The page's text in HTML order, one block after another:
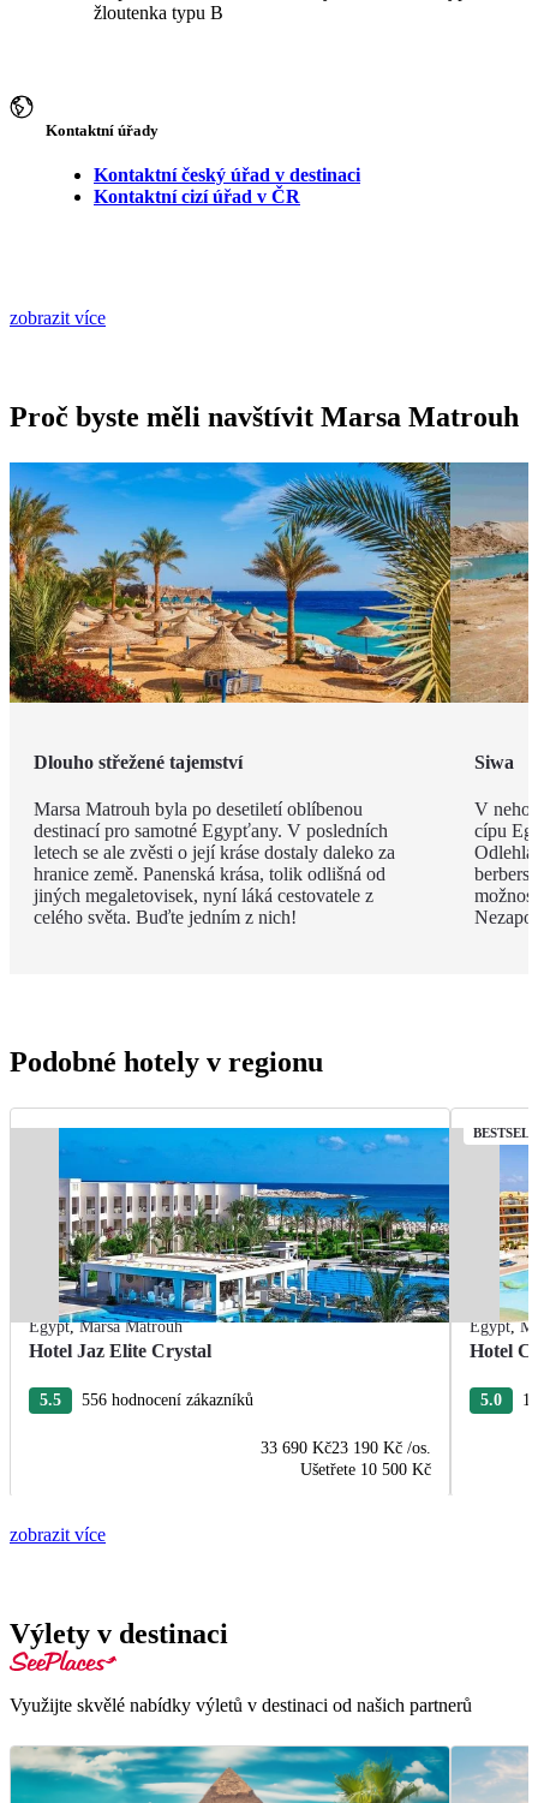
žloutenka typu B
Kontaktní úřady
Kontaktní český úřad v destinaci
Kontaktní cizí úřad v ČR
zobrazit více
Proč byste měli navštívit Marsa Matrouh
Dlouho střežené tajemství
Marsa Matrouh byla po desetiletí oblíbenou
destinací pro samotné Egypťany. V posledních
letech se ale zvěsti o její kráse dostaly daleko za
hranice země. Panenská krása, tolik odlišná od
jiných megaletovisek, nyní láká cestovatele z
celého světa. Buďte jedním z nich!
Siwa
V
cípu
Odlehlá
Podobné hotely v regionu
Egypt,Marsa Matrouh
Hotel Jaz Elite Crystal
5.5 556 hodnocení zákazníků
33 690 Kč23 190 Kč /os.
Ušetřete 10 500 Kč
Egypt,
Hotel
5.0
zobrazit více
Výlety v destinaci
Využijte skvělé nabídky výletů v destinaci od našich partnerů